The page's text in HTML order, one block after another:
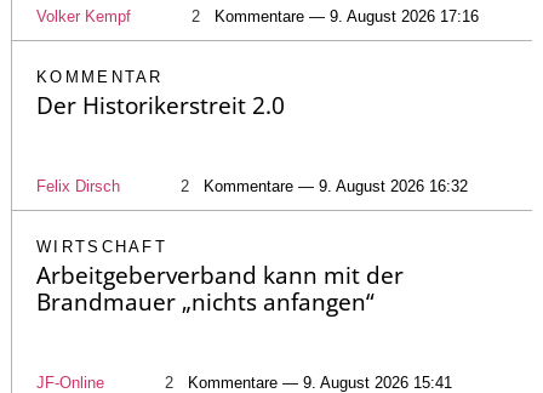
Volker Kempf 2 Kommentare — 9. August 2026 17:16
KOMMENTAR
Der Historikerstreit 2.0
Felix Dirsch 2 Kommentare — 9. August 2026 16:32
WIRTSCHAFT
Arbeitgeberverband kann mit der
Brandmauer „nichts anfangen“
JF-Online 2 Kommentare — 9. August 2026 15:41